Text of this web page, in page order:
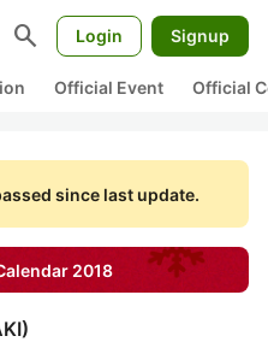
search Login Signup
Official Event Official
since last update.
2018
)